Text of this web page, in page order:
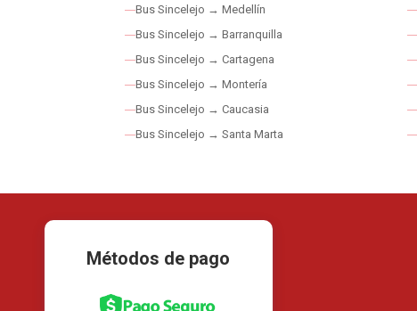
Bus Sincelejo → Medellín
Bus Sincelejo → Barranquilla
Bus Sincelejo → Cartagena
Bus Sincelejo → Montería
Bus Sincelejo → Caucasia
Bus Sincelejo → Santa Marta
Métodos de pago